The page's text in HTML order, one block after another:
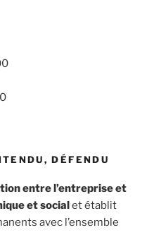
DÉFENDU
entre l’entreprise et
et socialet établit
avec l’ensemble